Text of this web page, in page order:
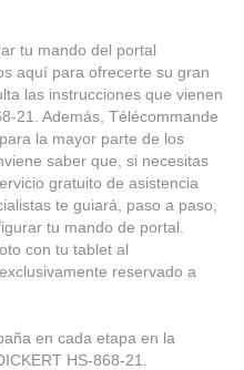
tu mando del portal
aquí para ofrecerte su gran
las instrucciones que vienen
21. Además, Télécommande
la mayor parte de los
saber que, si necesitas
gratuito de asistencia
te guiará, paso a paso,
tu mando de portal.
con tu tablet al
reservado a
en cada etapa en la
HS-868-21.